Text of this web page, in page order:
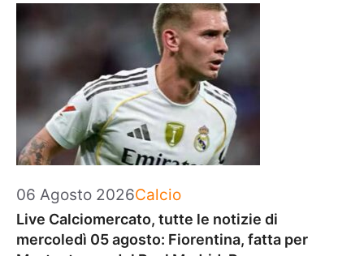
06 Agosto 2026Categorie
Calcio
Live Calciomercato, tutte le notizie di
mercoledì 05 agosto: Fiorentina, fatta per